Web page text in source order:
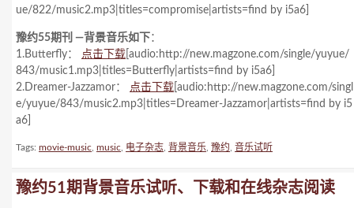
ue/822/music2.mp3|titles=compromise|artists=find by i5a6]
豫约55期刊 —背景音乐如下 ：
1.Butterfly： 点击下载 [audio:http://new.magzone.com/single/yuyue/
843/music1.mp3|titles=Butterfly|artists=find by i5a6]
2.Dreamer-Jazzamor： 点击下载 [audio:http://new.magzone.com/singl
e/yuyue/843/music2.mp3|titles=Dreamer-Jazzamor|artists=find by i5
a6]
Tags: movie-music music 电子杂志 背景音乐 豫约 音乐试听
豫约51期背景音乐试听、下载和在线杂志阅读